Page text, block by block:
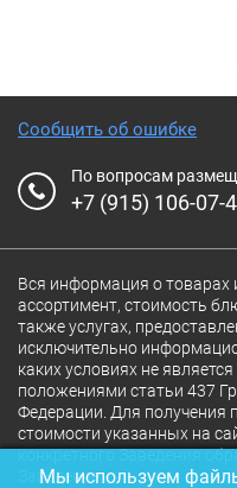
Сообщить об ошибке
По вопросам
+7 (915) 106-07-
Вся информация о товарах
ассортимент, стоимость
также услугах,
исключительно
каких условиях не
положениями статьи 437
Федерации. Для получения
стоимости указанных на
конкретного Заведения
Заведение.
Мы используем